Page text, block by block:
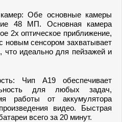
Обе основные камеры
48 МП. Основная камера
2x оптическое приближение,
новым сенсором захватывает
что идеально для пейзажей и
Чип A19 обеспечивает
для любых задач,
работы от аккумулятора
видео. Быстрая
всего за 20 минут.